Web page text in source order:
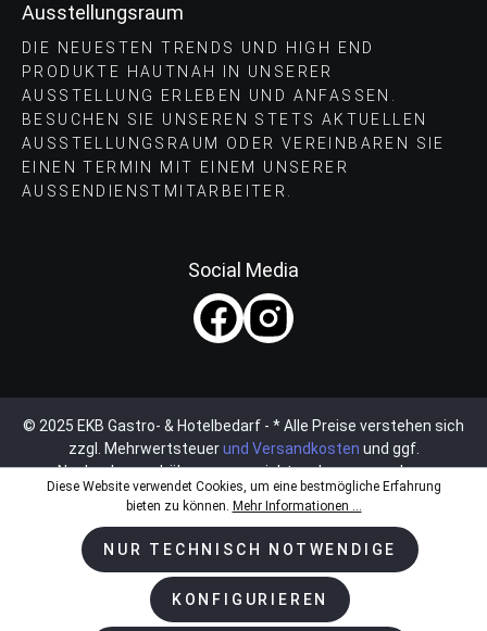
Ausstellungsraum
DIE NEUESTEN TRENDS UND HIGH END
PRODUKTE HAUTNAH IN UNSERER
AUSSTELLUNG ERLEBEN UND ANFASSEN.
BESUCHEN SIE UNSEREN STETS AKTUELLEN
AUSSTELLUNGSRAUM ODER VEREINBAREN SIE
EINEN TERMIN MIT EINEM UNSERER
AUSSENDIENSTMITARBEITER.
Social Media
© 2025 EKB Gastro- & Hotelbedarf - * Alle Preise verstehen sich
zzgl. Mehrwertsteuerund Versandkosten und ggf.
Nachnahmegebühren, wenn nicht anders angegeben.
Diese Website verwendet Cookies, um eine bestmögliche Erfahrung
bieten zu können. Mehr Informationen ...
NUR TECHNISCH NOTWENDIGE
KONFIGURIEREN